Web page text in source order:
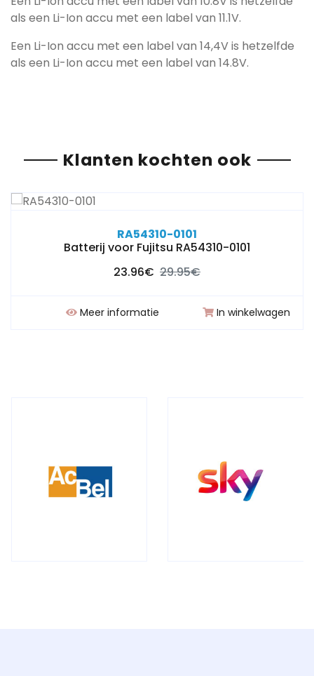
als een Li-Ion accu met een label van 11.1V.
Een Li-Ion accu met een label van 14,4V is hetzelfde
als een Li-Ion accu met een label van 14.8V.
Klanten kochten ook
RA54310-0101
Batterij voor Fujitsu RA54310-0101
23.96€ 29.95€
Meer informatie In winkelwagen